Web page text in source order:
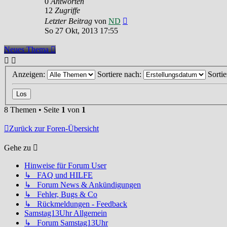
12 Zugriffe
Letzter Beitrag von ND
So 27 Okt, 2013 17:55
Neues Thema
Anzeigen: Sortiere nach:
8 Themen • Seite 1 von 1
Zurück zur Foren-Übersicht
Gehe zu
Hinweise für Forum User
↳ FAQ und HILFE
↳ Forum News & Ankündigungen
↳ Fehler, Bugs & Co
↳ Rückmeldungen - Feedback
Samstag13Uhr Allgemein
↳ Forum Samstag13Uhr